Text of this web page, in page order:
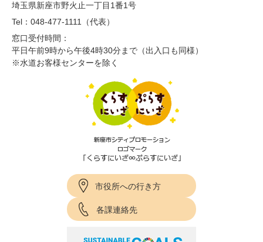
埼玉県新座市野火止一丁目1番1号
Tel：048-477-1111（代表）
窓口受付時間：
平日午前9時から午後4時30分まで（出入口も同様）
※水道お客様センターを除く
市役所への行き方
各課連絡先